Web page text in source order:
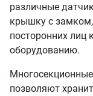
различные
крышку с замком,
посторонних лиц
оборудованию.
позволяют